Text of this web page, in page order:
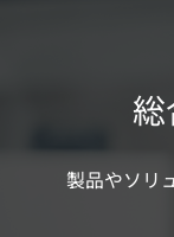
製品やソリ